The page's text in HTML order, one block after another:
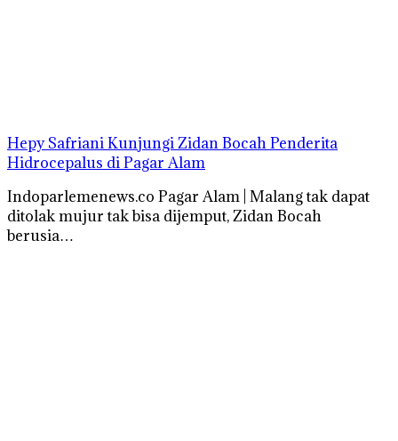
Hepy Safriani Kunjungi Zidan Bocah Penderita
Hidrocepalus di Pagar Alam
Indoparlemenews.co Pagar Alam | Malang tak dapat
ditolak mujur tak bisa dijemput, Zidan Bocah
berusia…